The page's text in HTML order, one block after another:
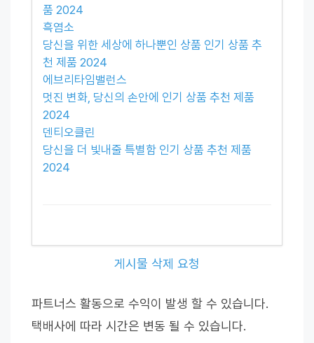
품 2024
흑염소
당신을 위한 세상에 하나뿐인 상품 인기 상품 추
천 제품 2024
에브리타임밸런스
멋진 변화, 당신의 손안에 인기 상품 추천 제품
2024
덴티오클린
당신을 더 빛내줄 특별함 인기 상품 추천 제품
2024
게시물 삭제 요청
파트너스 활동으로 수익이 발생 할 수 있습니다.
택배사에 따라 시간은 변동 될 수 있습니다.